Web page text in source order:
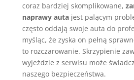
coraz bardziej skomplikowane,
naprawy autajest palącym
często oddają swoje auta do
myśląc, że zyska on pełną
to rozczarowanie. Skrzypienie
wyjeździe z serwisu może
naszego bezpieczeństwa.